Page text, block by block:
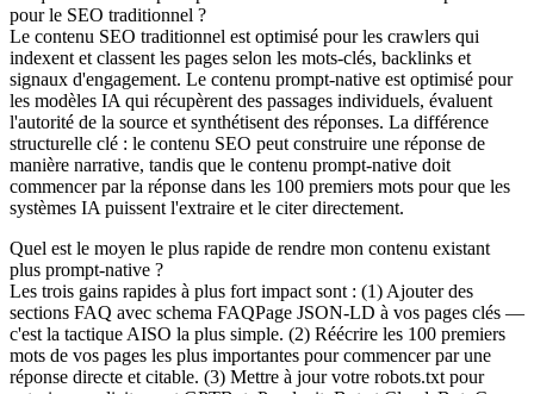
pour le SEO traditionnel ?
Le contenu SEO traditionnel est optimisé pour les crawlers qui
indexent et classent les pages selon les mots-clés, backlinks et
signaux d'engagement. Le contenu prompt-native est optimisé pour
les modèles IA qui récupèrent des passages individuels, évaluent
l'autorité de la source et synthétisent des réponses. La différence
structurelle clé : le contenu SEO peut construire une réponse de
manière narrative, tandis que le contenu prompt-native doit
commencer par la réponse dans les 100 premiers mots pour que les
systèmes IA puissent l'extraire et le citer directement.
Quel est le moyen le plus rapide de rendre mon contenu existant
plus prompt-native ?
Les trois gains rapides à plus fort impact sont : (1) Ajouter des
sections FAQ avec schema FAQPage JSON-LD à vos pages clés —
c'est la tactique AISO la plus simple. (2) Réécrire les 100 premiers
mots de vos pages les plus importantes pour commencer par une
réponse directe et citable. (3) Mettre à jour votre robots.txt pour